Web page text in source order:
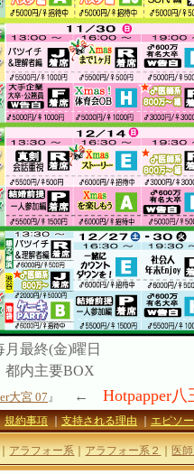
最終(金)曜日
都内主要BOX
大宮 07 』 ← Hotpapper
規約事項｜支持される理由｜エピソ
アラフォー系｜アラフォー系２｜医